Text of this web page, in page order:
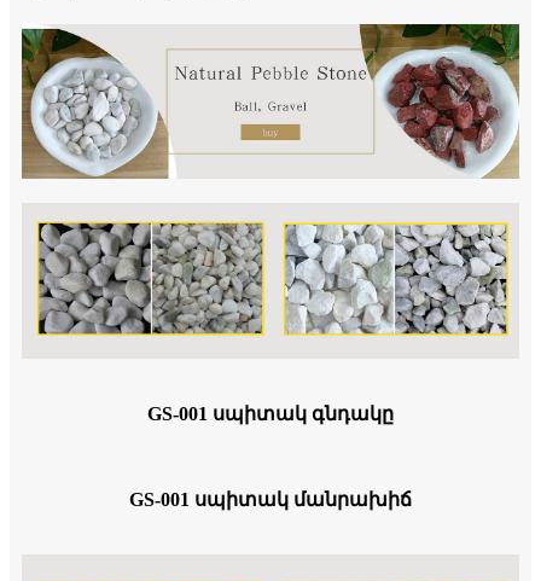
GS-001 սպիտակ գնդակը
GS-001 սպիտակ մանրախիճ